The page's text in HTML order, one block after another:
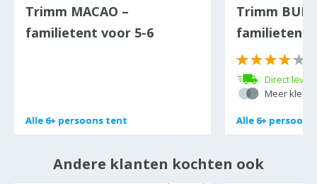
Trimm MACAO –
familietent voor 5-6
Alle 6+ persoons tent
Alle 6+ persoons tent
Trimm
familietent
Direct
Meer
Alle 6+
Alle 6+
Andere klanten kochten ook